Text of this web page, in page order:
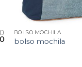
BOLSO MOCHILA
bolso mochila